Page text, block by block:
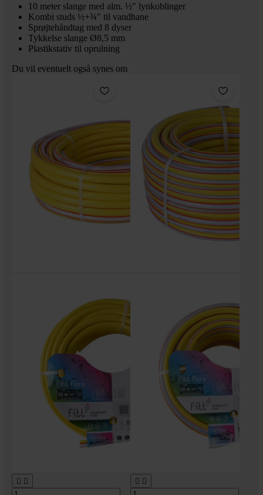
10 meter slange med alm. ½" lynkoblinger
Kombi studs ½+¾" til vandhane
Sprøjtehåndtag med 8 dyser
Tykkelse slange Ø8,5 mm
Plastikstativ til oprulning
Du vil eventuelt også synes om
   